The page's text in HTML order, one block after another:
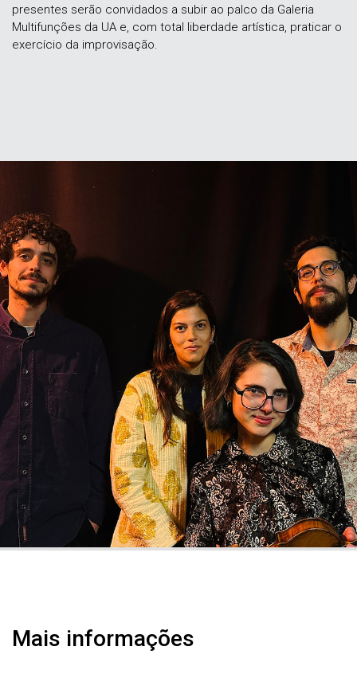
presentes serão convidados a subir ao palco da Galeria
Multifunções da UA e, com total liberdade artística, praticar o
exercício da improvisação.
Mais informações